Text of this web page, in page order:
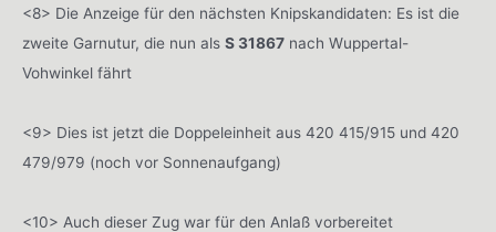
<8> Die Anzeige für den nächsten Knipskandidaten: Es ist die
zweite Garnutur, die nun als S 31867 nach Wuppertal-
Vohwinkel fährt
<9> Dies ist jetzt die Doppeleinheit aus 420 415/915 und 420
479/979 (noch vor Sonnenaufgang)
<10> Auch dieser Zug war für den Anlaß vorbereitet